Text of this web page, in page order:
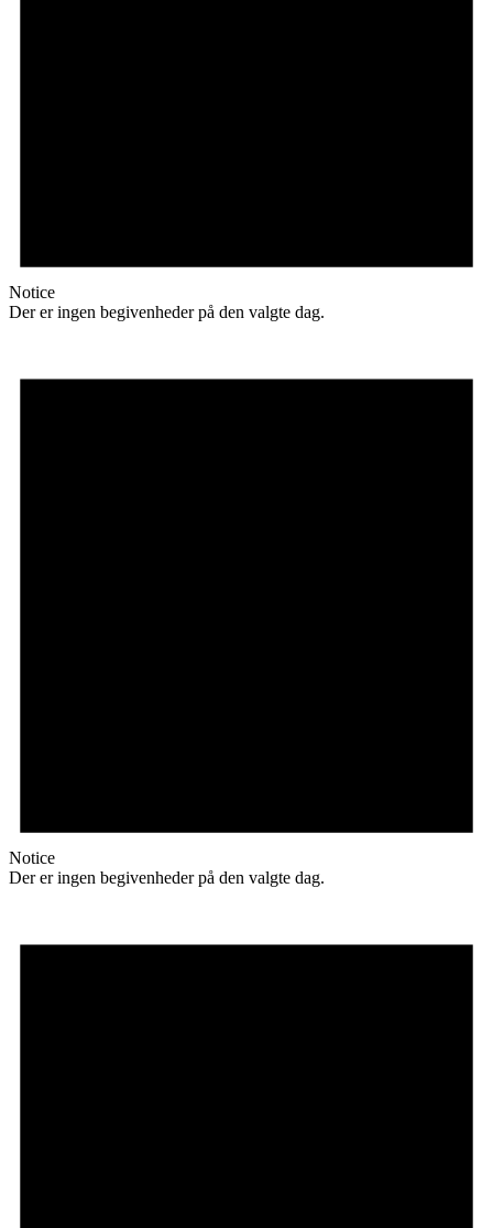
Notice
Der er ingen begivenheder på den valgte dag.
Notice
Der er ingen begivenheder på den valgte dag.